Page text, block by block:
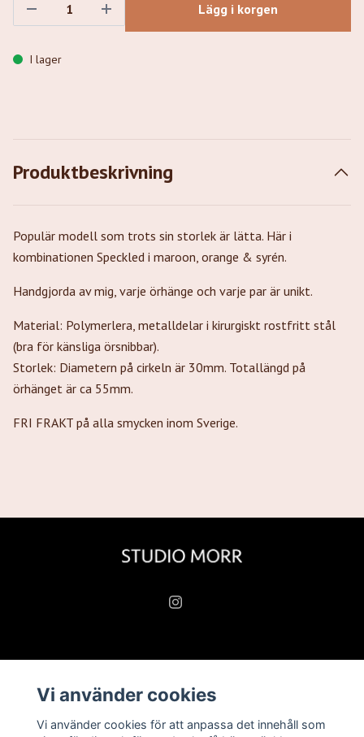
Lägg i korgen
I lager
Produktbeskrivning
Populär modell som trots sin storlek är lätta. Här i
kombinationen Speckled i maroon, orange & syrén.
Handgjorda av mig, varje örhänge och varje par är unikt.
Material: Polymerlera, metalldelar i kirurgiskt rostfritt stål
(bra för känsliga örsnibbar).
Storlek: Diametern på cirkeln är 30mm. Totallängd på
örhänget är ca 55mm.
FRI FRAKT på alla smycken inom Sverige.
Köpvillkor
Kontakt
Vi använder cookies
Vi använder cookies för att anpassa det innehåll som